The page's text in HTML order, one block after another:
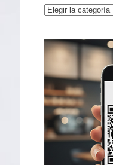
Categorías